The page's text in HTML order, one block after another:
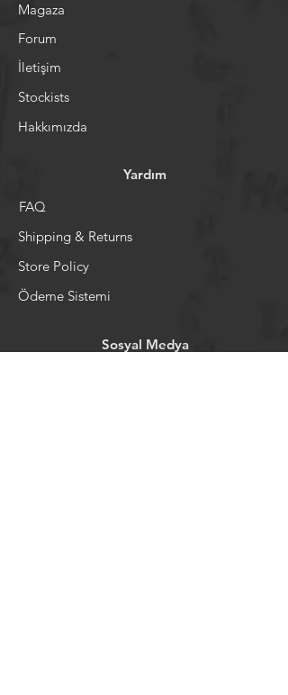
Magaza
Forum
İletişim
Stockists
Hakkımızda
Yardım
FAQ
Shipping & Returns
Store Policy
Ödeme Sistemi
Sosyal Medya